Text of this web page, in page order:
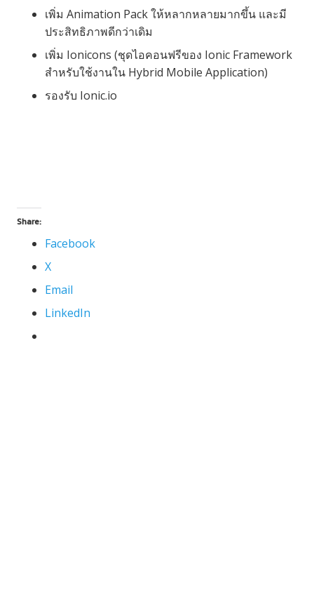
เพิ่ม Animation Pack ให้หลากหลายมากขึ้น และมี
ประสิทธิภาพดีกว่าเดิม
เพิ่ม Ionicons (ชุดไอคอนฟรีของ Ionic Framework
สำหรับใช้งานใน Hybrid Mobile Application)
รองรับ Ionic.io
Share:
Facebook
X
Email
LinkedIn